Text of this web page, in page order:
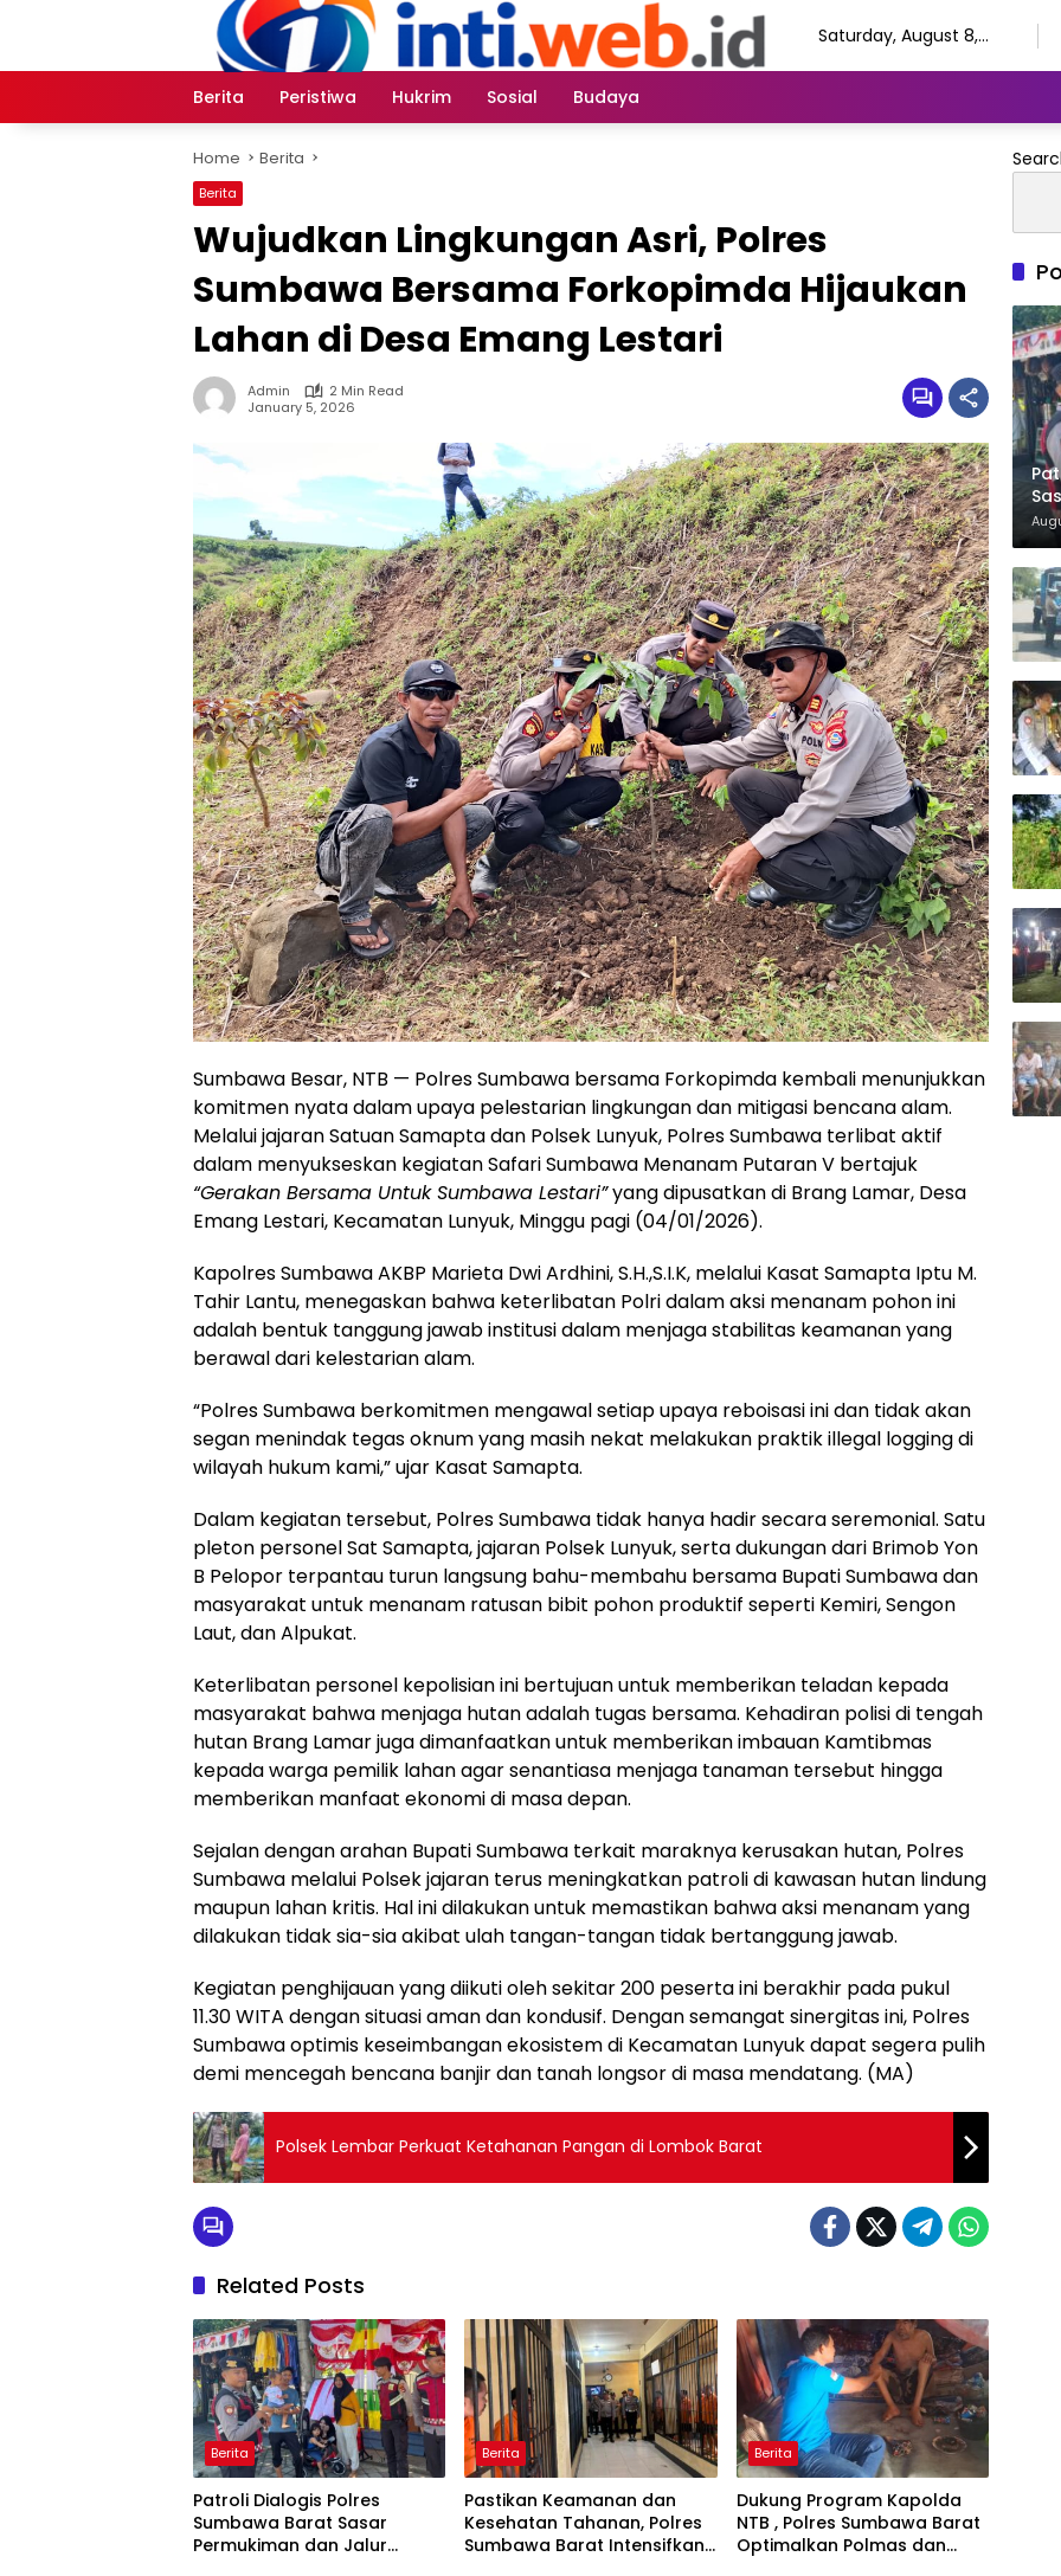
Saturday, August 8,
Berita
Peristiwa Hukrim Sosial Budaya
Home Berita
Berita
Wujudkan Lingkungan Asri, Polres
Sumbawa Bersama Forkopimda Hijaukan
Lahan di Desa Emang Lestari
Admin
2 Min Read
January 5, 2026
Sumbawa Besar, NTB — Polres Sumbawa bersama Forkopimda kembali menunjukkan
komitmen nyata dalam upaya pelestarian lingkungan dan mitigasi bencana alam.
Melalui jajaran Satuan Samapta dan Polsek Lunyuk, Polres Sumbawa terlibat aktif
dalam menyukseskan kegiatan Safari Sumbawa Menanam Putaran V bertajuk
“Gerakan Bersama Untuk Sumbawa Lestari”yang dipusatkan di Brang Lamar, Desa
Emang Lestari, Kecamatan Lunyuk, Minggu pagi (04/01/2026).
Kapolres Sumbawa AKBP Marieta Dwi Ardhini, S.H.,S.I.K, melalui Kasat Samapta Iptu M.
Tahir Lantu, menegaskan bahwa keterlibatan Polri dalam aksi menanam pohon ini
adalah bentuk tanggung jawab institusi dalam menjaga stabilitas keamanan yang
berawal dari kelestarian alam.
“Polres Sumbawa berkomitmen mengawal setiap upaya reboisasi ini dan tidak akan
segan menindak tegas oknum yang masih nekat melakukan praktik illegal logging di
wilayah hukum kami,” ujar Kasat Samapta.
Dalam kegiatan tersebut, Polres Sumbawa tidak hanya hadir secara seremonial. Satu
pleton personel Sat Samapta, jajaran Polsek Lunyuk, serta dukungan dari Brimob Yon
B Pelopor terpantau turun langsung bahu-membahu bersama Bupati Sumbawa dan
masyarakat untuk menanam ratusan bibit pohon produktif seperti Kemiri, Sengon
Laut, dan Alpukat.
Keterlibatan personel kepolisian ini bertujuan untuk memberikan teladan kepada
masyarakat bahwa menjaga hutan adalah tugas bersama. Kehadiran polisi di tengah
hutan Brang Lamar juga dimanfaatkan untuk memberikan imbauan Kamtibmas
kepada warga pemilik lahan agar senantiasa menjaga tanaman tersebut hingga
memberikan manfaat ekonomi di masa depan.
Sejalan dengan arahan Bupati Sumbawa terkait maraknya kerusakan hutan, Polres
Sumbawa melalui Polsek jajaran terus meningkatkan patroli di kawasan hutan lindung
maupun lahan kritis. Hal ini dilakukan untuk memastikan bahwa aksi menanam yang
dilakukan tidak sia-sia akibat ulah tangan-tangan tidak bertanggung jawab.
Kegiatan penghijauan yang diikuti oleh sekitar 200 peserta ini berakhir pada pukul
11.30 WITA dengan situasi aman dan kondusif. Dengan semangat sinergitas ini, Polres
Sumbawa optimis keseimbangan ekosistem di Kecamatan Lunyuk dapat segera pulih
demi mencegah bencana banjir dan tanah longsor di masa mendatang. (MA)
Polsek Lembar Perkuat Ketahanan Pangan di Lombok Barat
Related Posts
Berita
Patroli Dialogis Polres
Sumbawa Barat Sasar
Permukiman dan Jalur
Berita
Pastikan Keamanan dan
Kesehatan Tahanan, Polres
Sumbawa Barat Intensifkan
Berita
Dukung Program Kapolda
NTB , Polres Sumbawa Barat
Optimalkan Polmas dan